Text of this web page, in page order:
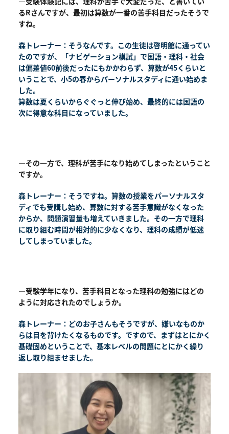
るRさんですが、最初は算数が一番の苦手科目だったそうで
すね。
森トレーナー：そうなんです。この生徒は啓明館に通ってい
たのですが、「ナビゲーション模試」で国語・理科・社会
は偏差値60前後だったにもかかわらず、算数が45くらいと
いうことで、小5の春からパーソナルスタディに通い始めま
した。
算数は夏くらいからぐぐっと伸び始め、最終的には国語の
次に得意な科目になっていました。
―その一方で、理科が苦手になり始めてしまったということ
ですか。
森トレーナー：そうですね。算数の授業をパーソナルスタ
ディでも受講し始め、算数に対する苦手意識がなくなった
からか、問題演習量も増えていきました。その一方で理科
に取り組む時間が相対的に少なくなり、理科の成績が低迷
してしまっていました。
―受験学年になり、苦手科目となった理科の勉強にはどの
ように対応されたのでしょうか。
森トレーナー：どのお子さんもそうですが、嫌いなものか
らは目を背けたくなるものです。ですので、まずはとにかく
基礎固めということで、基本レベルの問題にとにかく繰り
返し取り組ませました。